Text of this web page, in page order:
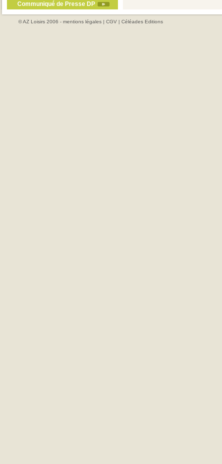
Communiqué de Presse DP
© AZ Loisirs 2006 - mentions légales | CGV | Céléades Editions